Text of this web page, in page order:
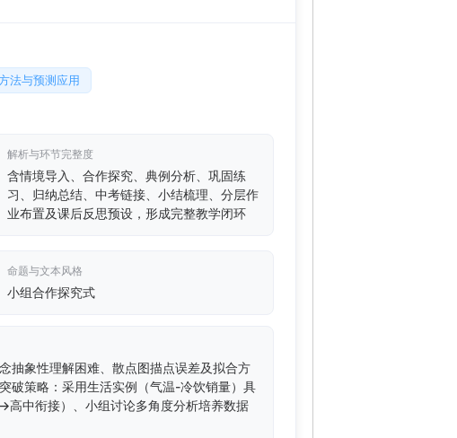
法与预测应用
解析与环节完整度
含情境导入、合作探究、典例分析、巩固练
习、归纳总结、中考链接、小结梳理、分层作
业布置及课后反思预设，形成完整教学闭环
命题与文本风格
小组合作探究式
象性理解困难、散点图描点误差及拟合方
破策略：采用生活实例（气温-冷饮销量）具
中衔接）、小组讨论多角度分析培养数据